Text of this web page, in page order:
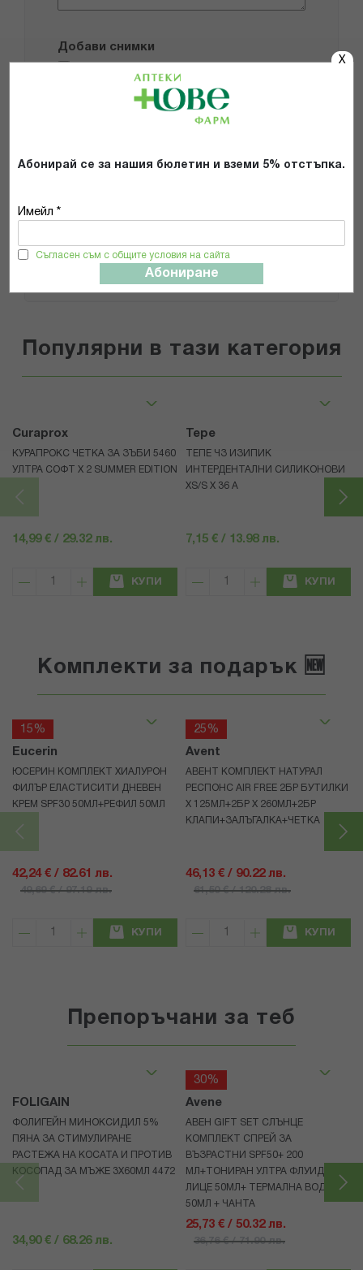
X
Абонирай се за нашия бюлетин и вземи 5% отстъпка.
Имейл *
Съгласен съм с общите условия на сайта
Абониране
Добави снимки
Препоръчвам продукта
Общите условия и политиката за
Популярни в тази категория
Curaprox
КУРАПРОКС ЧЕТКА ЗА ЗЪБИ 5460
УЛТРА СОФТ Х 2 SUMMER EDITION
14,99 € / 29.32 лв.
КУПИ
Tepe
ТЕПЕ ЧЗ ИЗИПИК
ИНТЕРДЕНТАЛНИ СИЛИКОНОВИ
XS/S Х 36 А
7,15 € / 13.98 лв.
КУПИ
Комплекти за подарък 🆕
15%
Eucerin
ЮСЕРИН КОМПЛЕКТ ХИАЛУРОН
ФИЛЪР ЕЛАСТИСИТИ ДНЕВЕН
КРЕМ SPF30 50МЛ+РЕФИЛ 50МЛ
42,24 € / 82.61 лв.
49,69 € / 97.19 лв.
КУПИ
25%
Avent
АВЕНТ КОМПЛЕКТ НАТУРАЛ
РЕСПОНС AIR FREE 2БР БУТИЛКИ
Х 125МЛ+2БР Х 260МЛ+2БР
КЛАПИ+ЗАЛЪГАЛКА+ЧЕТКА
46,13 € / 90.22 лв.
61,50 € / 120.28 лв.
КУПИ
Препоръчани за теб
FOLIGAIN
ФОЛИГЕЙН МИНОКСИДИЛ 5%
ПЯНА ЗА СТИМУЛИРАНЕ
РАСТЕЖА НА КОСАТА И ПРОТИВ
КОСОПАД ЗА МЪЖЕ 3X60МЛ 4472
34,90 € / 68.26 лв.
30%
Avene
АВЕН GIFT SET СЛЪНЦЕ
КОМПЛЕКТ СПРЕЙ ЗА
ВЪЗРАСТНИ SPF50+ 200
МЛ+ТОНИРАН УЛТРА ФЛУИД ЗА
ЛИЦЕ 50МЛ+ ТЕРМАЛНА ВОДА
50МЛ + ЧАНТА
25,73 € / 50.32 лв.
36,76 € / 71.90 лв.